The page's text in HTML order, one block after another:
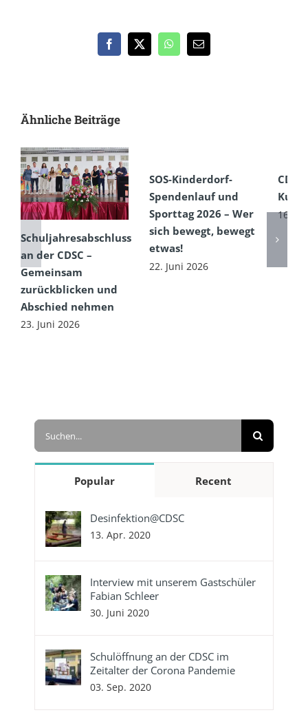
Facebook
X WhatsApp
E-
Ähnliche Beiträge
Schuljahresabschluss
an der CDSC –
Gemeinsam
zurückblicken und
Abschied nehmen
23. Juni 2026
SOS-Kinderdorf-
Spendenlauf und
Sporttag 2026 – Wer
sich bewegt, bewegt
etwas!
22. Juni 2026
CDSC
16.
Suche
Popular Recent
Desinfektion@CDSC
13. Apr. 2020
Interview mit unserem Gastschüler
Fabian Schleer
30. Juni 2020
Schulöffnung an der CDSC im
Zeitalter der Corona Pandemie
03. Sep. 2020